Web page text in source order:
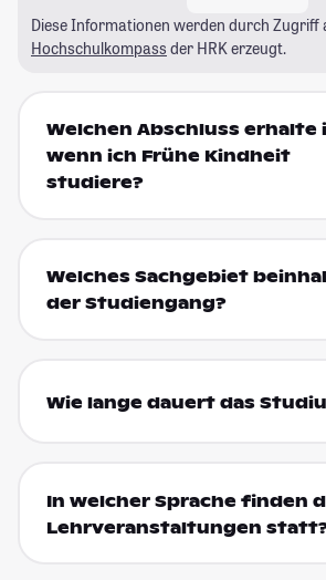
Diese Informationen werden durch Zugriff
Hochschulkompass der HRK erzeugt.
Welchen Abschluss erhalte
wenn ich Frühe Kindheit
studiere?
Welches Sachgebiet
der Studiengang?
Wie lange dauert das
In welcher Sprache finden
Lehrveranstaltungen